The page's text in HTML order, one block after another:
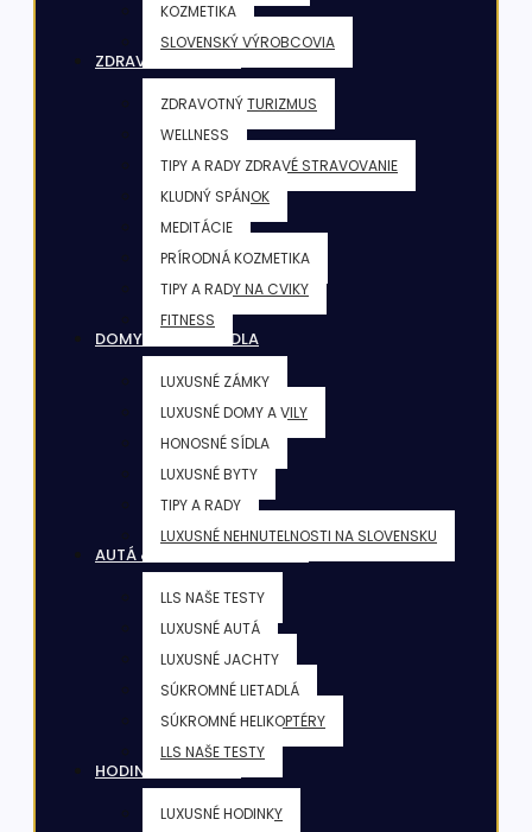
KOZMETIKA
SLOVENSKÝ VÝROBCOVIA
ZDRAVIE & FITNESS
ZDRAVOTNÝ TURIZMUS
WELLNESS
TIPY A RADY ZDRAVÉ STRAVOVANIE
KLUDNÝ SPÁNOK
MEDITÁCIE
PRÍRODNÁ KOZMETIKA
TIPY A RADY NA CVIKY
FITNESS
DOMY & VILY & SÍDLA
LUXUSNÉ ZÁMKY
LUXUSNÉ DOMY A VILY
HONOSNÉ SÍDLA
LUXUSNÉ BYTY
TIPY A RADY
LUXUSNÉ NEHNUTELNOSTI NA SLOVENSKU
AUTÁ & JACHTY & LIETADLÁ
LLS NAŠE TESTY
LUXUSNÉ AUTÁ
LUXUSNÉ JACHTY
SÚKROMNÉ LIETADLÁ
SÚKROMNÉ HELIKOPTÉRY
LLS NAŠE TESTY
HODINKY & ŠPERKY
LUXUSNÉ HODINKY